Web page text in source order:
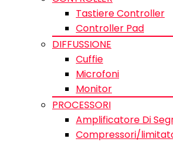
Tastiere Controller
Controller Pad
DIFFUSSIONE
Cuffie
Microfoni
Monitor
PROCESSORI
Amplificatore Di
Compressori/